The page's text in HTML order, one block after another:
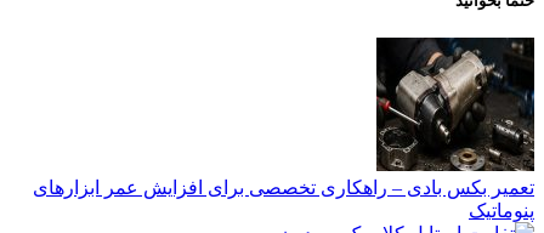
تعمیر بکس بادی – راهکاری تخصصی برای افزایش عمر ابزارهای
پنوماتیک